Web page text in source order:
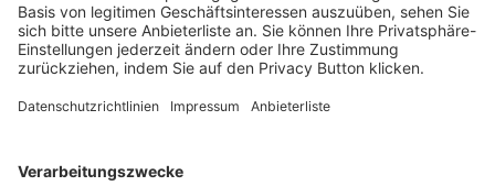
Login SpielPlus
FOLGE DEM BFV